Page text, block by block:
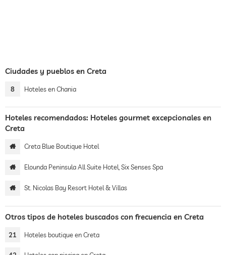
Ciudades y pueblos en Creta
8 Hoteles en Chania
Hoteles recomendados: Hoteles gourmet excepcionales en
Creta
Creta Blue Boutique Hotel
Elounda Peninsula All Suite Hotel, Six Senses Spa
St. Nicolas Bay Resort Hotel & Villas
Otros tipos de hoteles buscados con frecuencia en Creta
21 Hoteles boutique en Creta